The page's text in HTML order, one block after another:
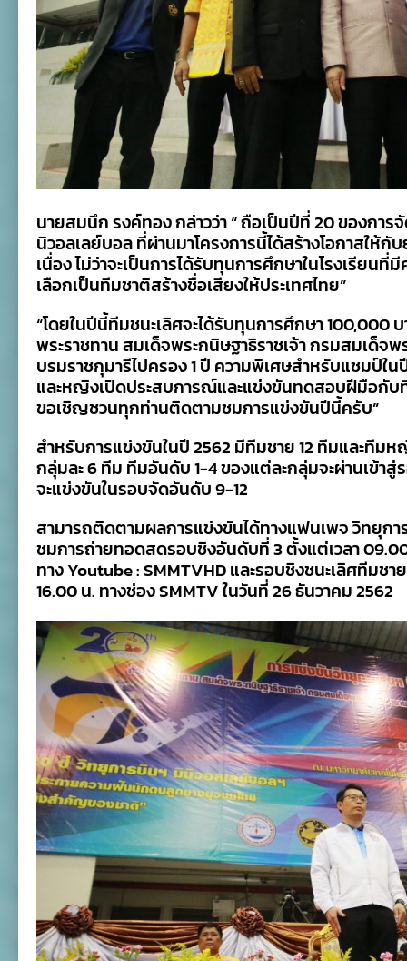
นายสมนึก รงค์ทอง กล่าวว่า “ ถือเป็นปีที่ 20 ของกา
นิวอลเลย์บอล ที่ผ่านมาโครงการนี้ได้สร้างโอกาสให้
เนื่อง ไม่ว่าจะเป็นการได้รับทุนการศึกษาในโรงเรีย
เลือกเป็นทีมชาติสร้างชื่อเสียงให้ประเทศไทย”
“โดยในปีนี้ทีมชนะเลิศจะได้รับทุนการศึกษา 100,000
พระราชทาน สมเด็จพระกนิษฐาธิราชเจ้า กรมสมเด็จ
บรมราชกุมารีไปครอง 1 ปี ความพิเศษสำหรับแชมป์ใ
และหญิงเปิดประสบการณ์และแข่งขันทดสอบฝีมือกั
ขอเชิญชวนทุกท่านติดตามชมการแข่งขันปีนี้ครับ”
สำหรับการแข่งขันในปี 2562 มีทีมชาย 12 ทีมและทีม
กลุ่มละ 6 ทีม ทีมอันดับ 1-4 ของแต่ละกลุ่มจะผ่านเข้า
จะแข่งขันในรอบจัดอันดับ 9-12
สามารถติดตามผลการแข่งขันได้ทางแฟนเพจ วิทยุกา
ชมการถ่ายทอดสดรอบชิงอันดับที่ 3 ตั้งแต่เวลา
ทาง Youtube : SMMTVHD และรอบชิงชนะเลิศทีมช
16.00 น. ทางช่อง SMMTV ในวันที่ 26 ธันวาคม 2562